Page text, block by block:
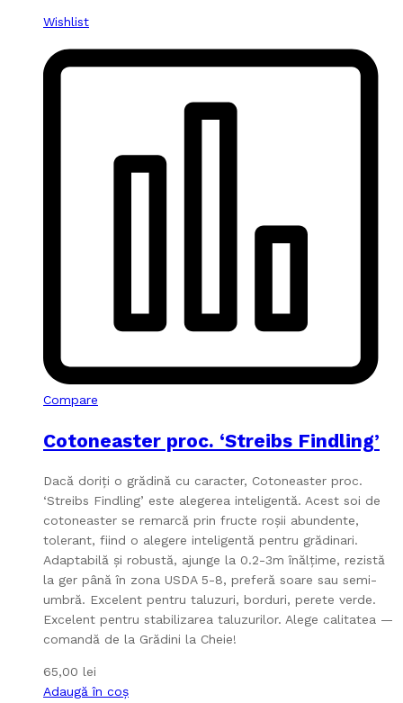
Wishlist
Compare
Cotoneaster proc. ‘Streibs Findling’
Dacă doriți o grădină cu caracter, Cotoneaster proc.
‘Streibs Findling’ este alegerea inteligentă. Acest soi de
cotoneaster se remarcă prin fructe roșii abundente,
tolerant, fiind o alegere inteligentă pentru grădinari.
Adaptabilă și robustă, ajunge la 0.2-3m înălțime, rezistă
la ger până în zona USDA 5-8, preferă soare sau semi-
umbră. Excelent pentru taluzuri, borduri, perete verde.
Excelent pentru stabilizarea taluzurilor. Alege calitatea —
comandă de la Grădini la Cheie!
65,00 lei
Adaugă în coș